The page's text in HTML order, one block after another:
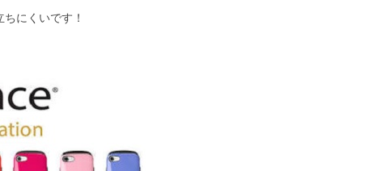
にくいです！